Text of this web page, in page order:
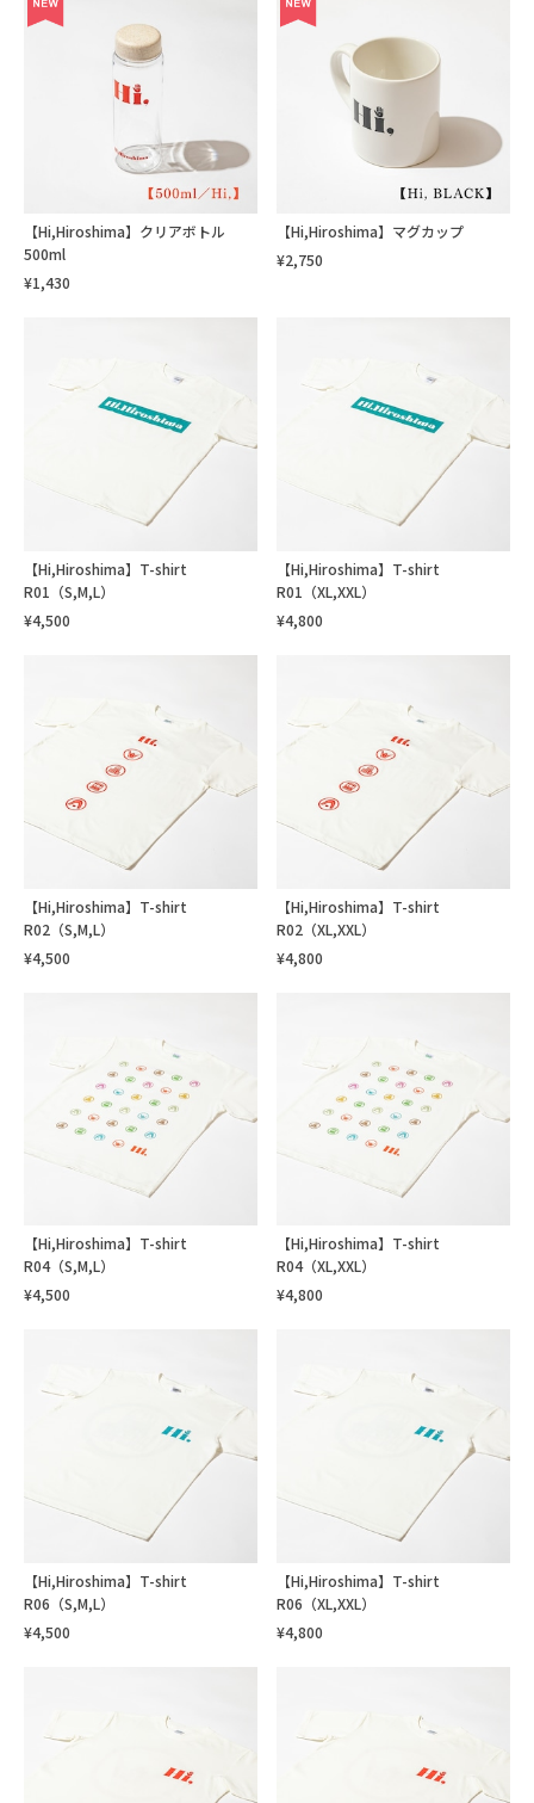
【Hi,Hiroshima】クリアボトル
500ml
¥1,430
【Hi,Hiroshima】マグカップ
¥2,750
【Hi,Hiroshima】T-shirt
R01（S,M,L）
¥4,500
【Hi,Hiroshima】T-shirt
R01（XL,XXL）
¥4,800
【Hi,Hiroshima】T-shirt
R02（S,M,L）
¥4,500
【Hi,Hiroshima】T-shirt
R02（XL,XXL）
¥4,800
【Hi,Hiroshima】T-shirt
R04（S,M,L）
¥4,500
【Hi,Hiroshima】T-shirt
R04（XL,XXL）
¥4,800
【Hi,Hiroshima】T-shirt
R06（S,M,L）
¥4,500
【Hi,Hiroshima】T-shirt
R06（XL,XXL）
¥4,800